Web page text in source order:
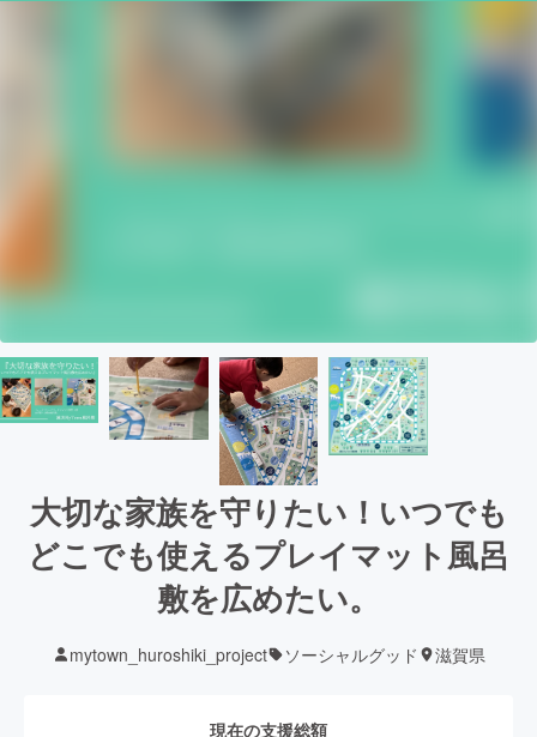
大切な家族を守りたい！いつでも
どこでも使えるプレイマット風呂
敷を広めたい。
mytown_huroshiki_project ソーシャルグッド 滋賀県
現在の支援総額